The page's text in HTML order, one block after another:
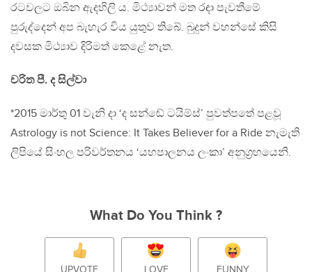
රටවලට ඔබින ඇදහිලි ය. මිථ්‍යාවන් මත රඳා පැවතීමේ
පුරුද්දෙන් අප බැහැර විය යුතුව තිබේ. බුදුන් වහන්සේ කිසි
දවසක මිථ්‍යාව දිරිමත් කෙළේ නැත.
චරිත පී. ද සිල්වා
*2015 මාර්තු 01 වැනි දා ‘ද සන්ඬේ ටයිම්ස්’ පුවත්පතේ පළවූ
Astrology is not Science: It Takes Believer for a Ride නැමැති
ලිපියේ සිංහල පරිවර්තනය ‘යහපාලනය ලංකා’ අනුග‍්‍රහයෙනි.
What Do You Think ?
UPVOTE LOVE FUNNY